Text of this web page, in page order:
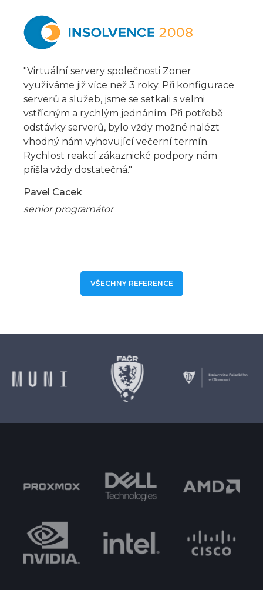
"Virtuální servery společnosti Zoner
využíváme již více než 3 roky. Při konfigurace
serverů a služeb, jsme se setkali s velmi
vstřícným a rychlým jednáním. Při potřebě
odstávky serverů, bylo vždy možné nalézt
vhodný nám vyhovující večerní termín.
Rychlost reakcí zákaznické podpory nám
přišla vždy dostatečná."
Pavel Cacek
senior programátor
VŠECHNY REFERENCE